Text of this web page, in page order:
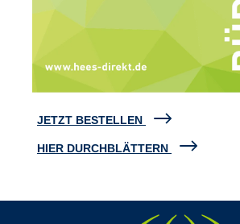
JETZT BESTELLEN
HIER DURCHBLÄTTERN